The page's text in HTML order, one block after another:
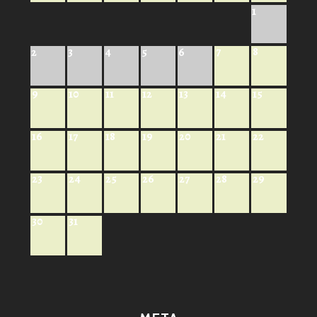
1
2 3 4 5 6 7 8
9 10 11 12 13 14 15
16 17 18 19 20 21 22
23 24 25 26 27 28 29
30 31